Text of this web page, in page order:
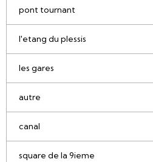
pont tournant
l'etang du plessis
les gares
autre
canal
square de la 9ieme